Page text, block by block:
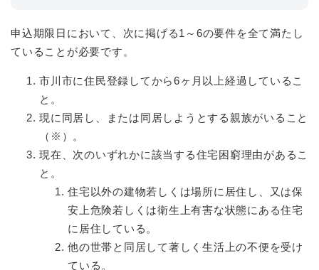
申込期限日において、次に掲げる1～6の要件を全て満たし
ていることが必要です。
市川市に住民登録してから6ヶ月以上経過しているこ
と。
現に同居し、または同居しようとする親族がいること
（※）。
現在、次のいずれかに該当する住宅困窮理由があるこ
と。
住宅以外の建物若しくは場所に居住し、又は保
安上危険若しくは衛生上有害な状態にある住宅
に居住している。
他の世帯と同居して著しく生活上の不便を受け
ている。